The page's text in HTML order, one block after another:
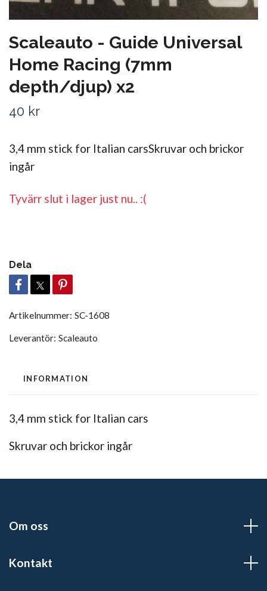
Scaleauto - Guide Universal
Home Racing (7mm
depth/djup) x2
40 kr
3,4 mm stick for Italian carsSkruvar och brickor
ingår
Tyvärr slut i lager just nu.. :(
Dela
Artikelnummer: SC-1608
Leverantör: Scaleauto
INFORMATION
3,4 mm stick for Italian cars
Skruvar och brickor ingår
Om oss
Kontakt